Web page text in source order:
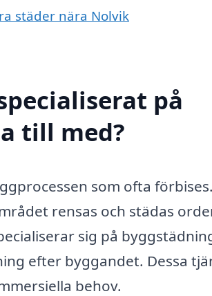
städer nära Nolvik
på
till med?
som ofta
rensas och städas
sig på
efter byggandet. Dessa
behov.